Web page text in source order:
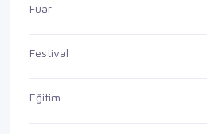
Fuar
Festival
Eğitim